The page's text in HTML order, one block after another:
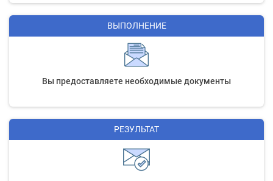
ВЫПОЛНЕНИЕ
Вы предоставляете необходимые документы
РЕЗУЛЬТАТ